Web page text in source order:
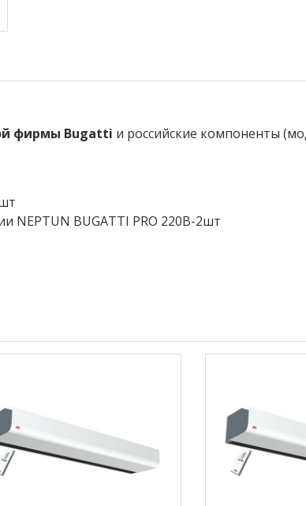
фирмы Вugatti и российские компоненты
NEPTUN BUGATTI PRO 220В-2шт